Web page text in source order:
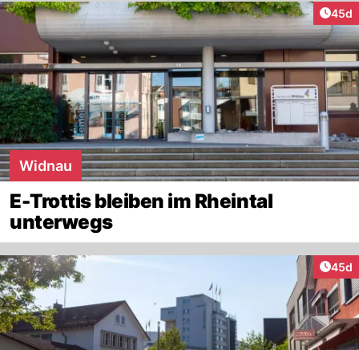
45d
Widnau
E-Trottis bleiben im Rheintal
unterwegs
45d